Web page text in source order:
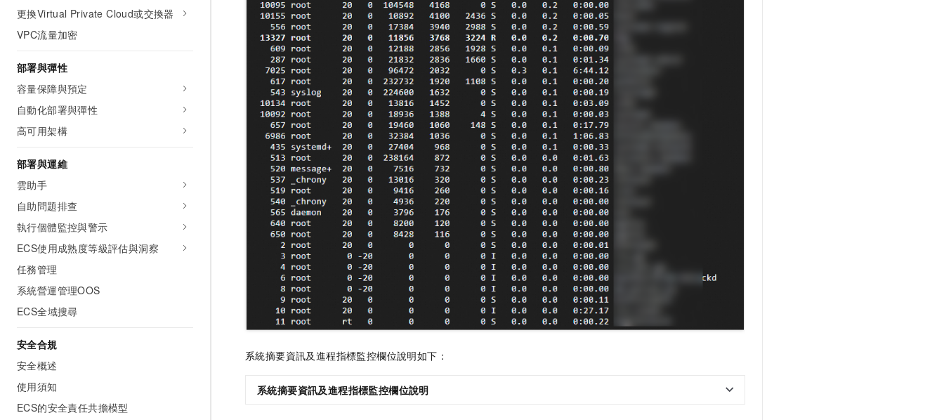
更換Virtual Private Cloud或交換器
VPC流量加密
部署與彈性
容量保障與預定
自動化部署與彈性
高可用架構
部署與運維
雲助手
自助問題排查
執行個體監控與警示
ECS使用成熟度等級評估與洞察
任務管理
系統營運管理OOS
ECS全域搜尋
安全合規
安全概述
使用須知
ECS的安全責任共擔模型
系統摘要資訊及進程指標監控欄位說明如下：
系統摘要資訊及進程指標監控欄位說明